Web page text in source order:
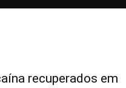
recuperados em